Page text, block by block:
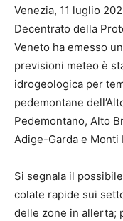
Venezia, 11 luglio
Decentrato della
Veneto ha emesso
previsioni meteo è
idrogeologica per
pedemontane
Pedemontano, Alto
Adige-Garda e Monti
Si segnala il
colate rapide sui
delle zone in allerta;